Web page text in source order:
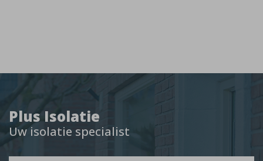
Plus Isolatie
Uw isolatie specialist